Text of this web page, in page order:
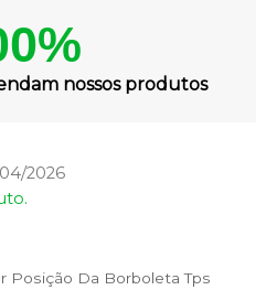
nossos produtos
2026
Posição Da Borboleta Tps